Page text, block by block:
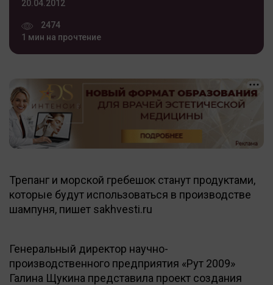
20.04.2012
2474
1 мин на прочтение
Трепанг и морской гребешок станут продуктами,
которые будут использоваться в производстве
шампуня, пишет sakhvesti.ru
Генеральный директор научно-
производственного предприятия «Рут 2009»
Галина Щукина представила проект создания